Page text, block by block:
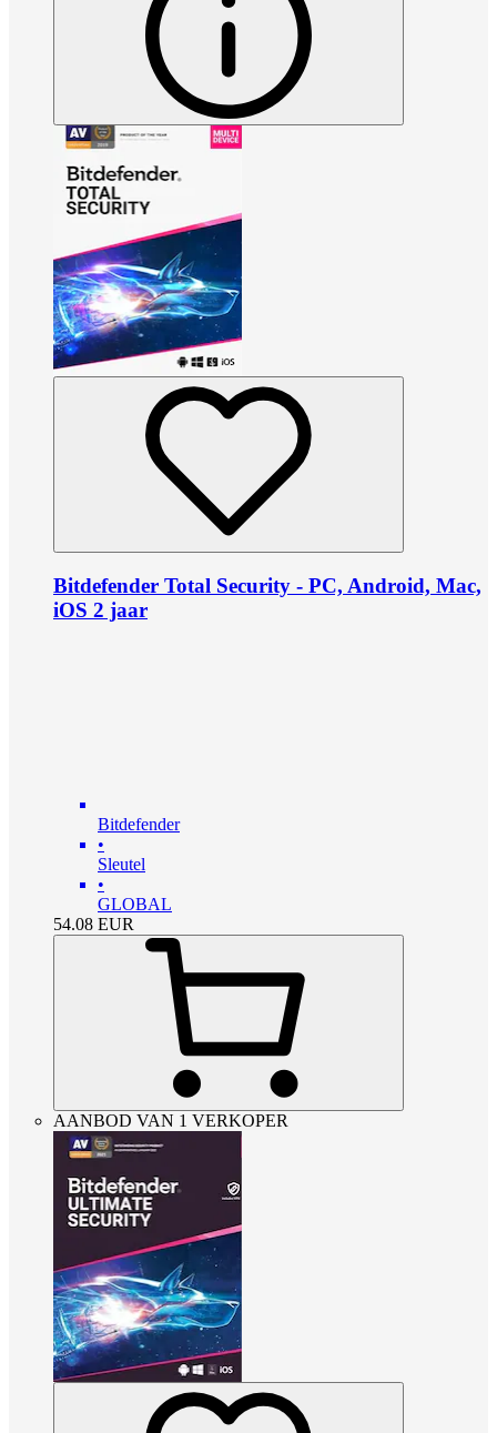
Bitdefender Total Security - PC, Android, Mac,
iOS 2 jaar
Bitdefender
•
Sleutel
•
GLOBAL
54.08 EUR
AANBOD VAN 1 VERKOPER